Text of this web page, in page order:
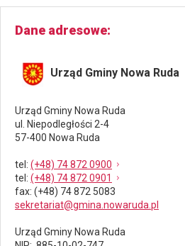
Dane adresowe
Urząd Gminy Nowa Ruda
Urząd Gminy Nowa Ruda
ul. Niepodległości 2-4
57-400 Nowa Ruda
tel : (+48) 74 872 0900
tel : (+48) 74 872 0901
fax: (+48) 74 872 5083
sekretariat@gmina.nowaruda.pl
Urząd Gminy Nowa Ruda